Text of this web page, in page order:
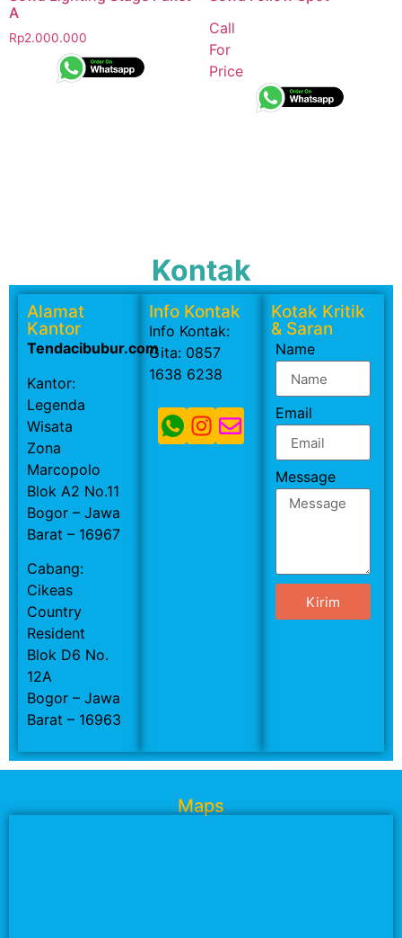
A
Rp2.000.000
Call
For
Price
Kontak
Alamat
Kantor
Tendacibubur.com
Kantor:
Legenda
Wisata
Zona
Marcopolo
Blok A2 No.11
Bogor – Jawa
Barat – 16967
Cabang:
Cikeas
Country
Resident
Blok D6 No.
12A
Bogor – Jawa
Barat – 16963
Info Kontak
Info Kontak:
Gita: 0857
1638 6238
Kotak Kritik
& Saran
Name
Email
Message
Kirim
Maps